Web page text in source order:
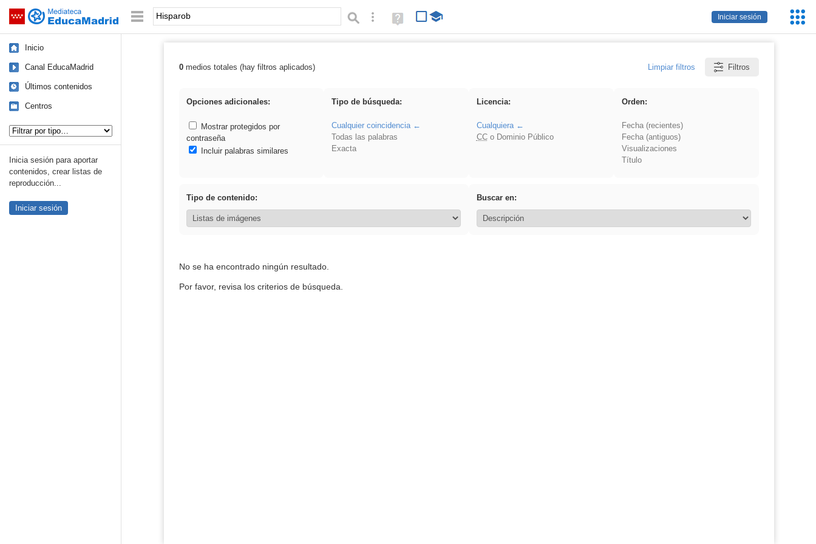
Saltar navegación
Iniciar sesión
Palabra o frase: Búsqueda avanzada
Ayuda
(en
Inicio
Canal EducaMadrid
Últimos contenidos
Centros
Inicia sesión para aportar
contenidos, crear listas de
reproducción...
Iniciar sesión
Resultados de: Hisparob
0medios totales (hay filtros aplicados) Limpiar filtros Filtros
Opciones adicionales:
Mostrar protegidos por
contraseña
Incluir palabras similares
Tipo de búsqueda:
Cualquier coincidencia
Todas las palabras
Exacta
Licencia:
Cualquiera
CCo Dominio Público
Orden:
Fecha (recientes)
Fecha (antiguos)
Visualizaciones
Título
Tipo de contenido: Buscar en:
No se ha encontrado ningún resultado.
Por favor, revisa los criterios de búsqueda.